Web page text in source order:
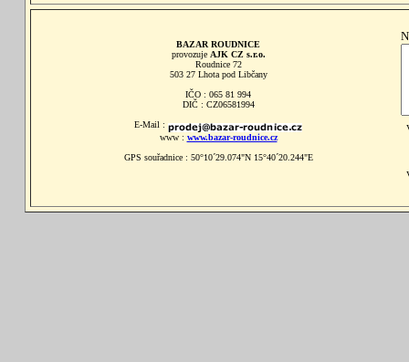
BAZAR ROUDNICE
provozuje AJK CZ s.r.o.
Roudnice 72
503 27 Lhota pod Libčany
IČO : 065 81 994
DIČ : CZ06581994
E-Mail :
www : www.bazar-roudnice.cz
GPS souřadnice : 50°10´29.074"N 15°40´20.244"E